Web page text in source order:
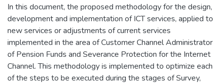
In this document, the proposed methodology for the design,
development and implementation of ICT services, applied to
new services or adjustments of current services
implemented in the area of Customer Channel Administrator
of Pension Funds and Severance Protection for the Internet
Channel. This methodology is implemented to optimize each
of the steps to be executed during the stages of Survey,